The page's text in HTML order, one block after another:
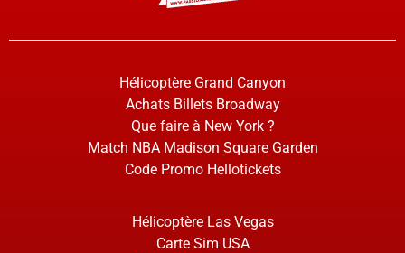
Hélicoptère Grand Canyon
Achats Billets Broadway
Que faire à New York ?
Match NBA Madison Square Garden
Code Promo Hellotickets
Hélicoptère Las Vegas
Carte Sim USA